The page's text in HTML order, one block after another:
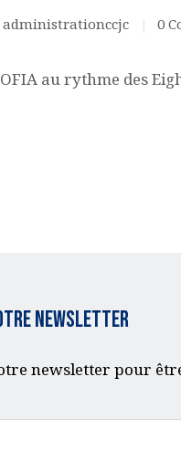
administrationccjc 0
au rythme des
Newsletter
newsletter pour